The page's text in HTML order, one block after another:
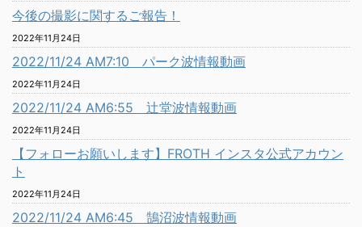
今後の撮影に関するご報告！
2022年11月24日
2022/11/24 AM7:10 パーク波情報動画
2022年11月24日
2022/11/24 AM6:55 辻堂波情報動画
2022年11月24日
【フォローお願いします】FROTH インスタ公式アカウン
ト
2022年11月24日
2022/11/24 AM6:45 鵠沼波情報動画